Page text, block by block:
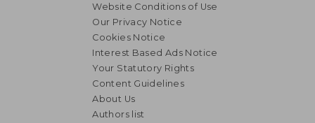
Website Conditions of Use
Our Privacy Notice
Cookies Notice
Interest Based Ads Notice
Your Statutory Rights
Content Guidelines
About Us
Authors list